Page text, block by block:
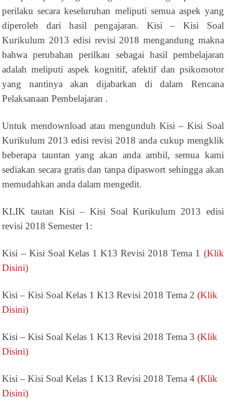
perilaku secara keseluruhan meliputi semua aspek yang
diperoleh dari hasil pengajaran. Kisi – Kisi Soal
Kurikulum 2013 edisi revisi 2018 mengandung makna
bahwa perubahan perilkau sebagai hasil pembelajaran
adalah meliputi aspek kognitif, afektif dan psikomotor
yang nantinya akan dijabarkan di dalam Rencana
Pelaksanaan Pembelajaran .
Untuk mendownload atau mengunduh Kisi – Kisi Soal
Kurikulum 2013 edisi revisi 2018 anda cukup mengklik
beberapa tauntan yang akan anda ambil, semua kami
sediakan secara gratis dan tanpa dipaswort sehingga akan
memudahkan anda dalam mengedit.
KLIK tautan Kisi – Kisi Soal Kurikulum 2013 edisi
revisi 2018 Semester 1:
Kisi – Kisi Soal Kelas 1 K13 Revisi 2018 Tema 1 (Klik
Disini)
Kisi – Kisi Soal Kelas 1 K13 Revisi 2018 Tema 2(Klik
Disini)
Kisi – Kisi Soal Kelas 1 K13 Revisi 2018 Tema 3(Klik
Disini)
Kisi – Kisi Soal Kelas 1 K13 Revisi 2018 Tema 4 (Klik
Disini)